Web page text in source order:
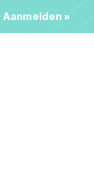
Aanmelden »